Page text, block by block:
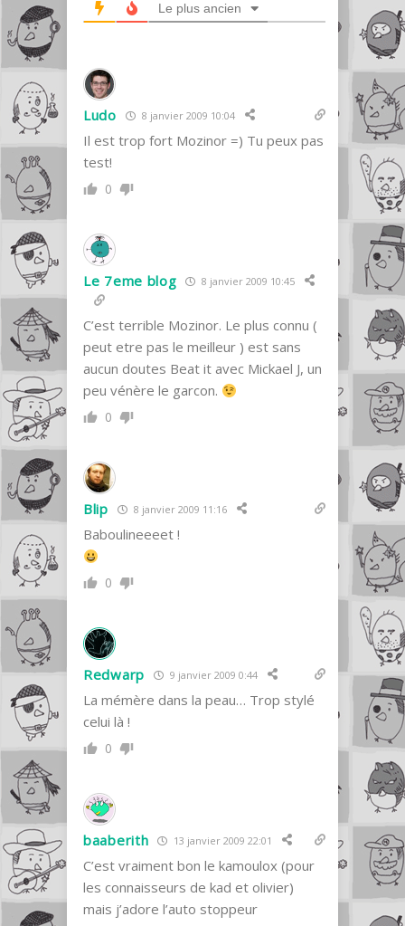
Le plus ancien
Ludo 8 janvier 2009 10:04
Il est trop fort Mozinor =) Tu peux pas
test!
0
Le 7eme blog 8 janvier 2009 10:45
C’est terrible Mozinor. Le plus connu (
peut etre pas le meilleur ) est sans
aucun doutes Beat it avec Mickael J, un
peu vénère le garcon.
0
Blip 8 janvier 2009 11:16
Baboulineeeet !
0
Redwarp 9 janvier 2009 0:44
La mémère dans la peau… Trop stylé
celui là !
0
baaberith 13 janvier 2009 22:01
C’est vraiment bon le kamoulox (pour
les connaisseurs de kad et olivier)
mais j’adore l’auto stoppeur